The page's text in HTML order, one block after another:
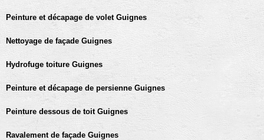
Peinture et décapage de volet Guignes
Nettoyage de façade Guignes
Hydrofuge toiture Guignes
Peinture et décapage de persienne Guignes
Peinture dessous de toit Guignes
Ravalement de façade Guignes